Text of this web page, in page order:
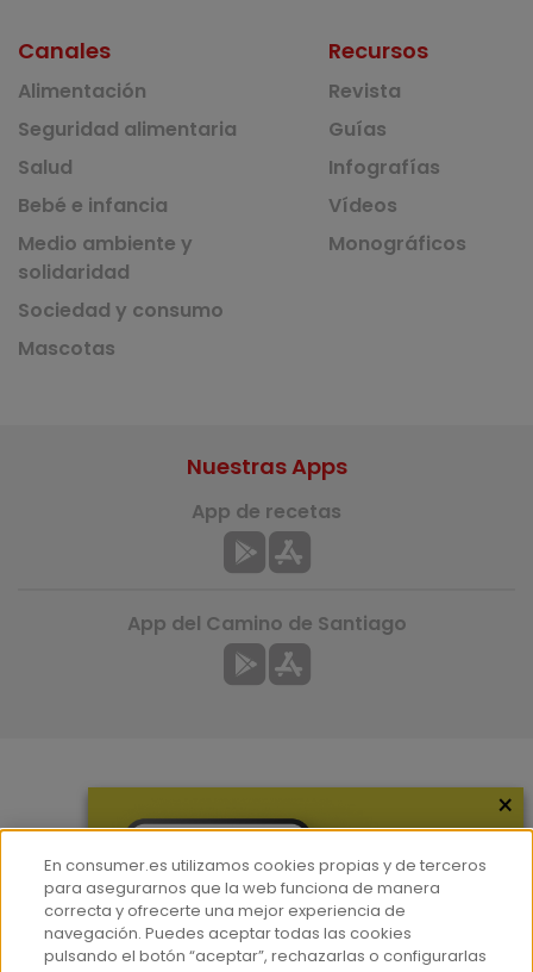
Canales
Alimentación
Seguridad alimentaria
Salud
Bebé e infancia
Medio ambiente y
solidaridad
Sociedad y consumo
Mascotas
Recursos
Revista
Guías
Infografías
Vídeos
Monográficos
Hemeroteca
Contacto
Prensa
Nuestras Apps
App de recetas
App del Camino de Santiago
×
En consumer.es utilizamos cookies propias y de terceros
para asegurarnos que la web funciona de manera
correcta y ofrecerte una mejor experiencia de
navegación. Puedes aceptar todas las cookies
pulsando el botón “aceptar”, rechazarlas o configurarlas